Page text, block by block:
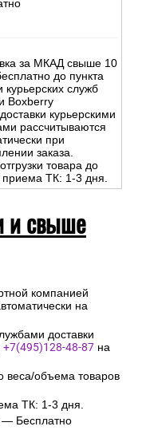
за МКАД свыше 10
до пункта
курьерских служб
Boxberry
курьерскими
рассчитываются
при
заказа.
товара до
приема ТК: 1-3 дня.
и свыше
компанией
на
доставки
+7(495)128-48-87 на
веса/объема товаров
ТК: 1-3 дня.
— Бесплатно